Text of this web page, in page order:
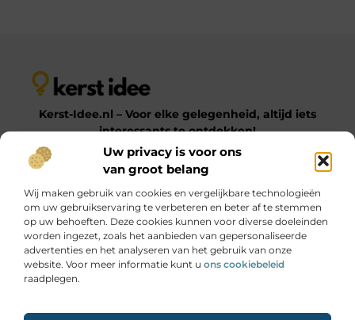
Uw privacy is voor ons
van groot belang
Wij maken gebruik van cookies en vergelijkbare technologieën
om uw gebruikservaring te verbeteren en beter af te stemmen
op uw behoeften. Deze cookies kunnen voor diverse doeleinden
worden ingezet, zoals het aanbieden van gepersonaliseerde
advertenties en het analyseren van het gebruik van onze
website. Voor meer informatie kunt u ons cookiebeleid
raadplegen.
Kerst-Idee.nl – Voor elke gelegenheid, altijd iets
interessants te ontdekken!
Op Kerst-Idee.nl vind je een gevarieerde verzameling
blogs en artikelen over uiteenlopende onderwerpen.
Van praktische tips tot inspirerende ideeën – laat je
verrassen door onze diverse en informatieve content!
Onze informatie